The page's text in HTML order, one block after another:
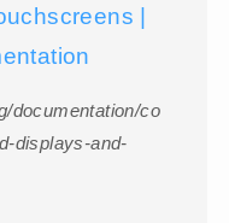
|
documentation/co
displays-and-